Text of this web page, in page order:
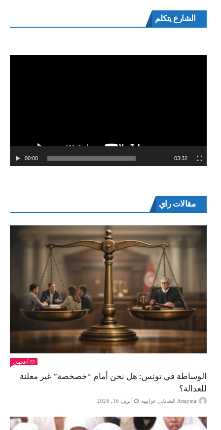
الشارع يتكلممشغل
الفيديو
00:00 03:32
مقالات راي
أعجبني
الوساطة في تونس: هل نحن أمام “خصخصة” غير معلنة
للعدالة؟
Attayma الشاذلي عرايبية أبريل 16, 2026